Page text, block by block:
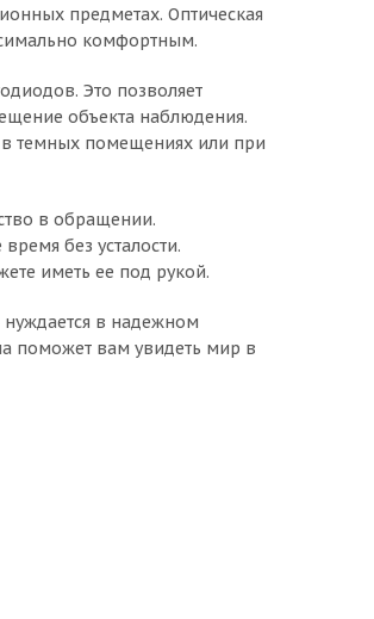
предметах. Оптическая
комфортным.
Это позволяет
объекта наблюдения.
в темных помещениях или при
в обращении.
без усталости.
иметь ее под рукой.
нуждается в надежном
поможет вам увидеть мир в